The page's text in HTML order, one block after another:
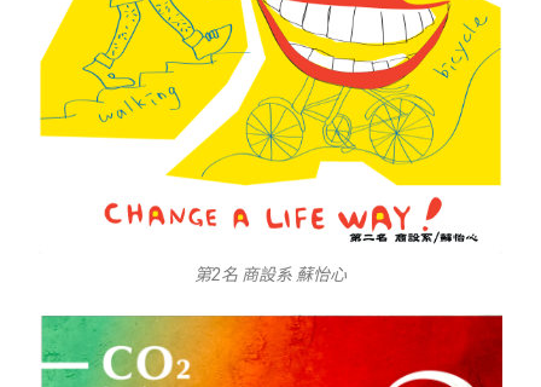
第2名 商設系 蘇怡心